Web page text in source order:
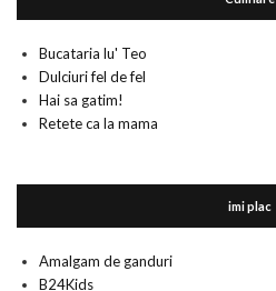
Bucataria lu' Teo
Dulciuri fel de fel
Hai sa gatim!
Retete ca la mama
imi plac
Amalgam de ganduri
B24Kids